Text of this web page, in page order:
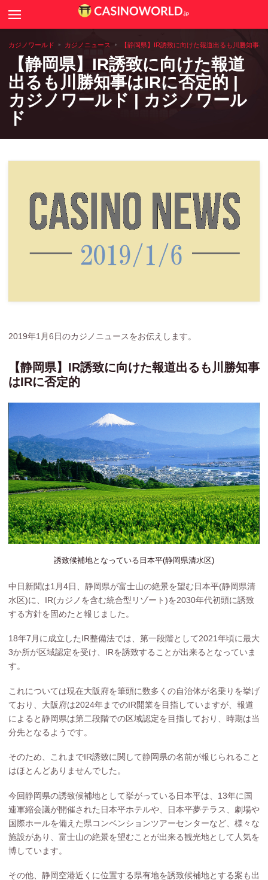
カジノニュース
カジノゲームのルールや攻略法
カジノコラム
世界のカジノ情報
Search
カジノワールド カジノニュース 【静岡県】IR誘致に向けた報道出るも川勝知事
【静岡県】IR誘致に向けた報道
出るも川勝知事はIRに否定的 |
カジノワールド | カジノワール
ド
2019年1月6日のカジノニュースをお伝えします。
【静岡県】IR誘致に向けた報道出るも川勝知事
はIRに否定的
誘致候補地となっている日本平(静岡県清水区)
中日新聞は1月4日、静岡県が富士山の絶景を望む日本平(静岡県清
水区)に、IR(カジノを含む統合型リゾート)を2030年代初頭に誘致
する方針を固めたと報じました。
18年7月に成立したIR整備法では、第一段階として2021年頃に最大
3か所が区域認定を受け、IRを誘致することが出来るとなっていま
す。
これについては現在大阪府を筆頭に数多くの自治体が名乗りを挙げ
ており、大阪府は2024年までのIR開業を目指していますが、報道
によると静岡県は第二段階での区域認定を目指しており、時期は当
分先となるようです。
そのため、これまでIR誘致に関して静岡県の名前が報じられること
はほとんどありませんでした。
今回静岡県の誘致候補地として挙がっている日本平は、13年に国
連軍縮会議が開催された日本平ホテルや、日本平夢テラス、劇場や
国際ホールを備えた県コンベンションツアーセンターなど、様々な
施設があり、富士山の絶景を望むことが出来る観光地として人気を
博しています。
その他、静岡空港近くに位置する県有地を誘致候補地とする案も出